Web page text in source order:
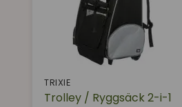
TRIXIE
Trolley / Ryggsäck 2-i-1